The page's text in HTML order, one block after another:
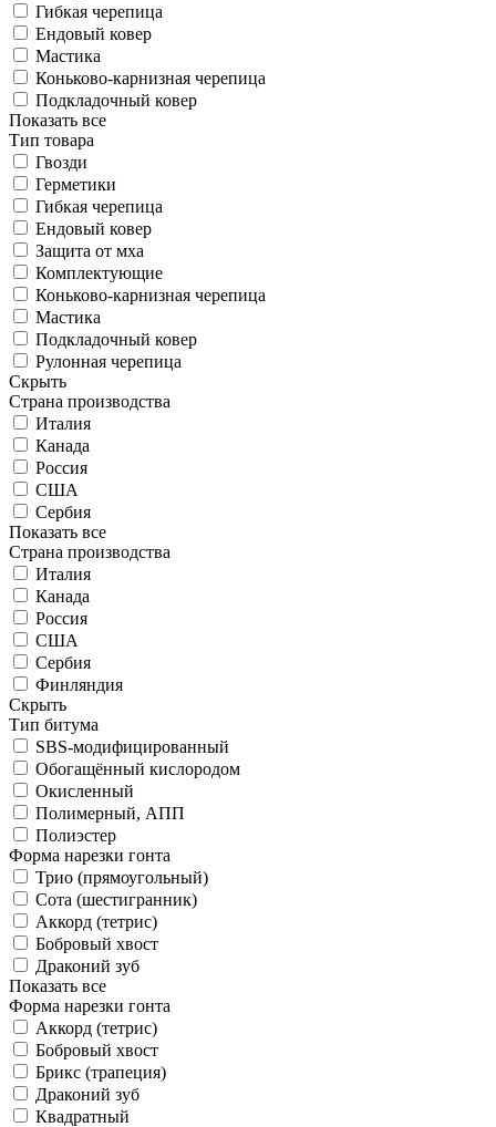
Гибкая черепица
Ендовый ковер
Мастика
Коньково-карнизная черепица
Подкладочный ковер
Показать все
Тип товара
Гвозди
Герметики
Гибкая черепица
Ендовый ковер
Защита от мха
Комплектующие
Коньково-карнизная черепица
Мастика
Подкладочный ковер
Рулонная черепица
Скрыть
Страна производства
Италия
Канада
Россия
США
Сербия
Показать все
Страна производства
Италия
Канада
Россия
США
Сербия
Финляндия
Скрыть
Тип битума
SBS-модифицированный
Обогащённый кислородом
Окисленный
Полимерный, АПП
Полиэстер
Форма нарезки гонта
Трио (прямоугольный)
Сота (шестигранник)
Аккорд (тетрис)
Бобровый хвост
Драконий зуб
Показать все
Форма нарезки гонта
Аккорд (тетрис)
Бобровый хвост
Брикс (трапеция)
Драконий зуб
Квадратный